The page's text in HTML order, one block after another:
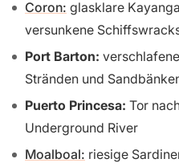
Coron: glasklare
versunkene
Port Barton:
Stränden und
Puerto Princesa: Tor
Underground River
Moalboal: riesige